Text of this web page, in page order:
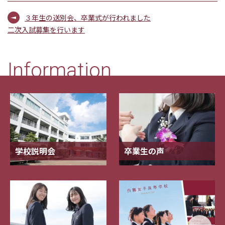
３年生の送別会、卒業式が行われました
二次入試募集を行います
Information
学校説明会 卒業生の声